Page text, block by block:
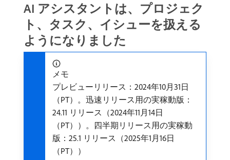
AI アシスタントは、プロジェク
ト、タスク、イシューを扱える
ようになりました
メモ
プレビューリリース：2024年10月31日
（PT）。迅速リリース用の実稼動版：
24.11 リリース（2024年11月14日
（PT））。四半期リリース用の実稼動
版：25.1 リリース（2025年1月16日
（PT））